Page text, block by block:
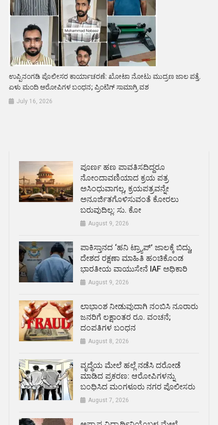
ಉಪ್ಪಿನಂಗಡಿ ಪೊಲೀಸರ ಕಾರ್ಯಾಚರಣೆ: ಖೋಟಾ ನೋಟು ಮುದ್ರಣ ಜಾಲ ಪತ್ತೆ.
ಏಳು ಮಂದಿ ಆರೋಪಿಗಳ ಬಂಧನ; ಪ್ರಿಂಟಿಗ್ ಸಾಮಾಗ್ರಿ ವಶ
July 16, 2026
ಪೂರ್ಣ ಹಣ ಪಾವತಿಸದಿದ್ದರೂ
ನೋಂದಾವಣಿಯಾದ ಕ್ರಯ ಪತ್ರ
ಅಸಿಂಧುವಾಗಲ್ಲ, ಕ್ರಯಪತ್ರವನ್ನೇ
ಅನೂರ್ಜಿತಗೊಳಿಸುವಂತೆ ಕೋರಲು
ಬರುವುದಿಲ್ಲ: ಸು. ಕೋ
August 9, 2026
ಪಾಕಿಸ್ತಾನದ ‘ಹನಿ ಟ್ರ್ಯಾಪ್’ ಜಾಲಕ್ಕೆ ಬಿದ್ದು,
ದೇಶದ ರಕ್ಷಣಾ ಮಾಹಿತಿ ಹಂಚಿಕೊಂಡ
ಭಾರತೀಯ ವಾಯುಸೇನೆ IAF ಅಧಿಕಾರಿ
August 9, 2026
ಲಾಭಾಂಶ ನೀಡುವುದಾಗಿ ನಂಬಿಸಿ ನೂರಾರು
ಜನರಿಗೆ ಲಕ್ಷಾಂತರ ರೂ. ವಂಚನೆ;
ದಂಪತಿಗಳ ಬಂಧನ
August 8, 2026
ವೃದ್ಧೆಯ ಮೇಲೆ ಹಲ್ಲೆ ನಡೆಸಿ ದರೋಡೆ
ಮಾಡಿದ ಪ್ರಕರಣ: ಆರೋಪಿಗಳನ್ನು
ಬಂಧಿಸಿದ ಮಂಗಳೂರು ನಗರ ಪೊಲೀಸರು
August 7, 2026